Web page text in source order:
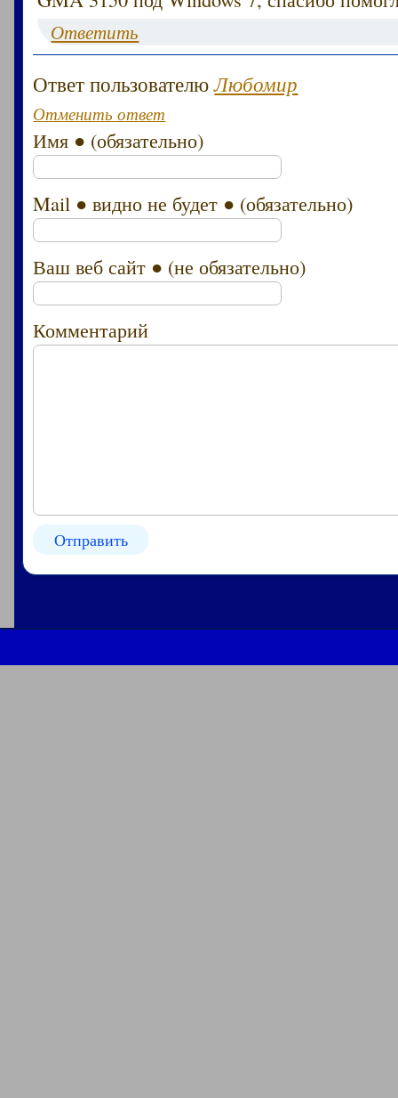
Ответить
Ответ пользователюЛюбомир
Отменить ответ
Имя ● (обязательно)
Mail ● видно не будет ● (обязательно)
Ваш веб сайт ● (не обязательно)
Комментарий